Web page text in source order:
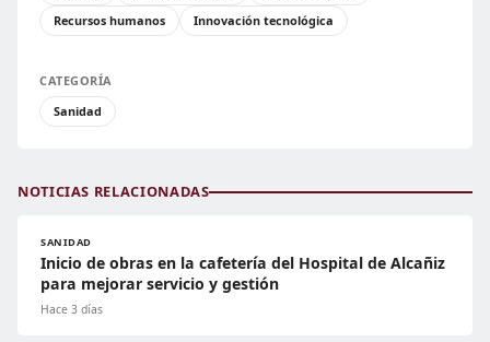
Recursos humanos
Innovación tecnológica
CATEGORÍA
Sanidad
NOTICIAS RELACIONADAS
SANIDAD
Inicio de obras en la cafetería del Hospital de Alcañiz
para mejorar servicio y gestión
Hace 3 días